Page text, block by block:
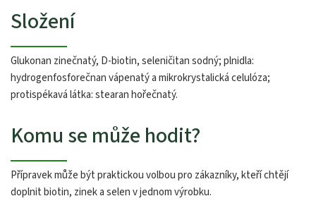
Složení
Glukonan zinečnatý, D-biotin, seleničitan sodný; plnidla:
hydrogenfosforečnan vápenatý a mikrokrystalická celulóza;
protispékavá látka: stearan hořečnatý.
Komu se může hodit?
Přípravek může být praktickou volbou pro zákazníky, kteří chtějí
doplnit biotin, zinek a selen v jednom výrobku.